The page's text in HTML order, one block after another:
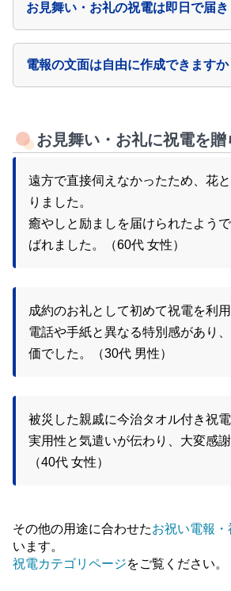
お見舞い・お礼の祝電は即日で届き
電報の文面は自由に作成できますか
お見舞い・お礼に祝電を
遠方で直接伺えなかったため、花
りました。
癒やしと励ましを届けられたよう
ばれました。（60代 女性）
成約のお礼として初めて祝電を利用
電話や手紙と異なる特別感があり
価でした。（30代 男性）
被災した親戚に今治タオル付き祝電
実用性と気遣いが伝わり、大変感謝
（40代 女性）
その他の用途に合わせたお祝い電報・
います。
祝電カテゴリページをご覧ください。